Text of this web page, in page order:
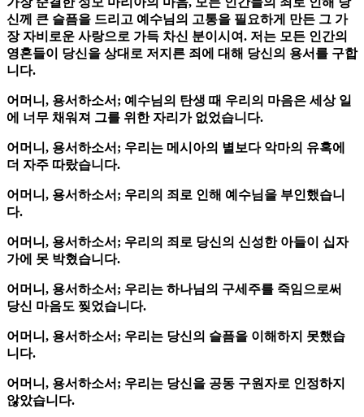
신께 큰 슬픔을 드리고 예수님의 고통을 필요하게 만든 그 가
장 자비로운 사랑으로 가득 차신 분이시여. 저는 모든 인간의
영혼들이 당신을 상대로 저지른 죄에 대해 당신의 용서를 구합
니다.
어머니, 용서하소서; 예수님의 탄생 때 우리의 마음은 세상 일
에 너무 채워져 그를 위한 자리가 없었습니다.
어머니, 용서하소서; 우리는 메시아의 별보다 악마의 유혹에
더 자주 따랐습니다.
어머니, 용서하소서; 우리의 죄로 인해 예수님을 부인했습니
다.
어머니, 용서하소서; 우리의 죄로 당신의 신성한 아들이 십자
가에 못 박혔습니다.
어머니, 용서하소서; 우리는 하나님의 구세주를 죽임으로써
당신 마음도 찢었습니다.
어머니, 용서하소서; 우리는 당신의 슬픔을 이해하지 못했습
니다.
어머니, 용서하소서; 우리는 당신을 공동 구원자로 인정하지
않았습니다.